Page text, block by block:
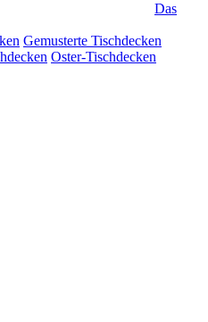
Das
Gemusterte Tischdecken
Oster-Tischdecken